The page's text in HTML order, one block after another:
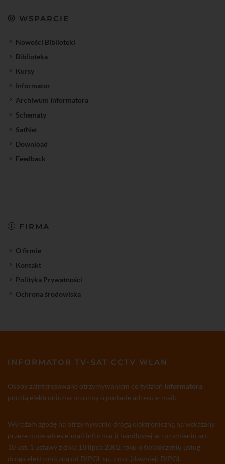
WSPARCIE
Nowości Biblioteki
Biblioteka
Kursy
Informator
Archiwum Informatora
Schematy
SatNet
Download
Feedback
FIRMA
O firmie
Kontakt
Polityka Prywatności
Ochrona środowiska
INFORMATOR TV-SAT CCTV WLAN
Osoby zainteresowane otrzymywaniem co tydzień Informatora
pocztą elektroniczną prosimy o podanie adresu e-mail:
Wyrażam zgodę na otrzymywanie drogą elektroniczną na wskazany
przeze mnie adres e-mail informacji handlowej w rozumieniu art.
10 ust. 1 ustawy z dnia 18 lipca 2002 roku o świadczeniu usług
drogą elektroniczną od DIPOL sp. z o.o. (dawniej: DIPOL